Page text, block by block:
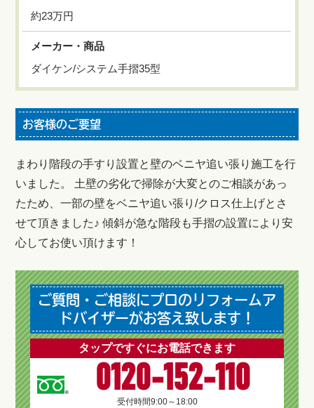
約23万円
メーカー・商品
ダイケン/システム手摺35型
お客様のご要望
まわり階段の手すり設置と壁のベニヤ追い張り施工を行
いました。 土壁の劣化で掃除が大変とのご相談があっ
たため、一部の壁をベニヤ追い張り/クロス仕上げとさ
せて頂きました♪ 傾斜が急な階段も手摺の設置により安
心してお使い頂けます！
ご質問・ご相談にプロのリフォームア
ドバイザーがお答え致します！
タップですぐにお電話できます
0120-152-110
受付時間9:00～18:00